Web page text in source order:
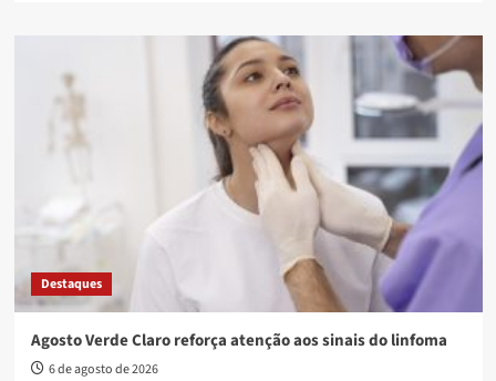
Destaques
Agosto Verde Claro reforça atenção aos sinais do linfoma
6 de agosto de 2026